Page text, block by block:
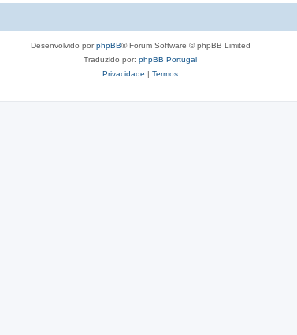
Desenvolvido porphpBB® Forum Software © phpBB Limited
Traduzido por: phpBB Portugal
Privacidade | Termos